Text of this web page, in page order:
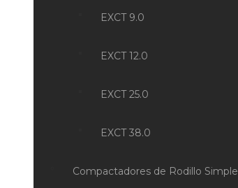
EXCT 9.0
EXCT 12.0
EXCT 25.0
EXCT 38.0
Compactadores de Rodillo Simple